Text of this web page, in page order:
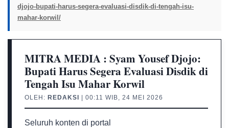
djojo-bupati-harus-segera-evaluasi-disdik-di-tengah-isu-
mahar-korwil/
MITRA MEDIA : Syam Yousef Djojo:
Bupati Harus Segera Evaluasi Disdik di
Tengah Isu Mahar Korwil
OLEH: REDAKSI | 00:11 WIB, 24 MEI 2026
Seluruh konten di portal